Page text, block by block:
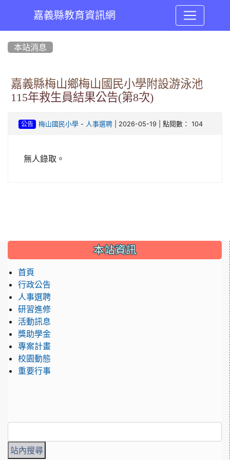
嘉義縣教育資訊網
本站消息
嘉義縣梅山鄉梅山國民小學附設游泳池
115年救生員結果公告(第8次)
公告 梅山國民小學- 人事選聘| 2026-05-19 | 點閱數： 104
無人錄取。
::: 本站資訊
首頁
行政公告
人事選聘
研習進修
活動訊息
獎助學金
專案計畫
校園動態
重要行事